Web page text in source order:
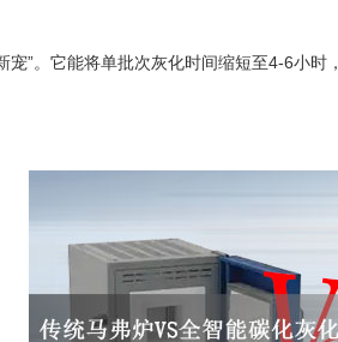
”。它能将单批次灰化时间缩短至4-6小